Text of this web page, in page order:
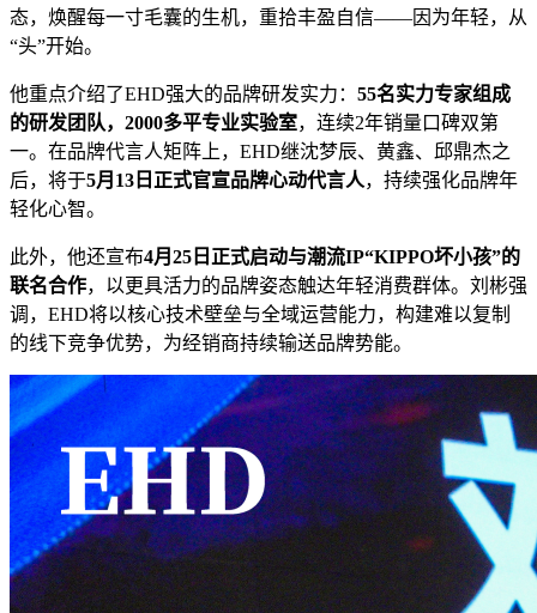
态，焕醒每一寸毛囊的生机，重拾丰盈自信——因为年轻，从
“头”开始。
他重点介绍了EHD强大的品牌研发实力： 55名实力专家组成
的研发团队，2000多平专业实验室，连续2年销量口碑双第
一。在品牌代言人矩阵上，EHD继沈梦辰、黄鑫、邱鼎杰之
后，将于5月13日正式官宣品牌心动代言人，持续强化品牌年
轻化心智。
此外，他还宣布4月25日正式启动与潮流IP“KIPPO坏小孩”的
联名合作，以更具活力的品牌姿态触达年轻消费群体。刘彬强
调，EHD将以核心技术壁垒与全域运营能力，构建难以复制
的线下竞争优势，为经销商持续输送品牌势能。